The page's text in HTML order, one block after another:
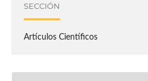
SECCIÓN
Artículos Científicos